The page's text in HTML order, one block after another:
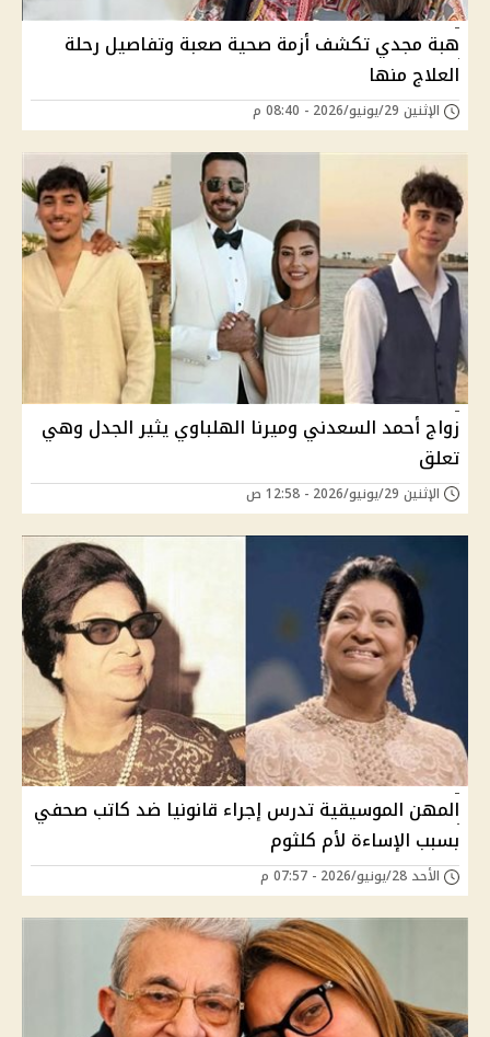
هبة مجدي تكشف أزمة صحية صعبة وتفاصيل رحلة
العلاج منها
الإثنين 29/يونيو/2026 - 08:40 م
زواج أحمد السعدني وميرنا الهلباوي يثير الجدل وهي
تعلق
الإثنين 29/يونيو/2026 - 12:58 ص
المهن الموسيقية تدرس إجراء قانونيا ضد كاتب صحفي
بسبب الإساءة لأم كلثوم
الأحد 28/يونيو/2026 - 07:57 م